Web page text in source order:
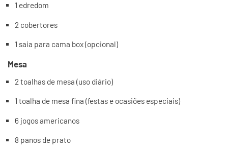
1 edredom
2 cobertores
1 saia para cama box (opcional)
Mesa
2 toalhas de mesa (uso diário)
1 toalha de mesa fina (festas e ocasiões especiais)
6 jogos americanos
8 panos de prato